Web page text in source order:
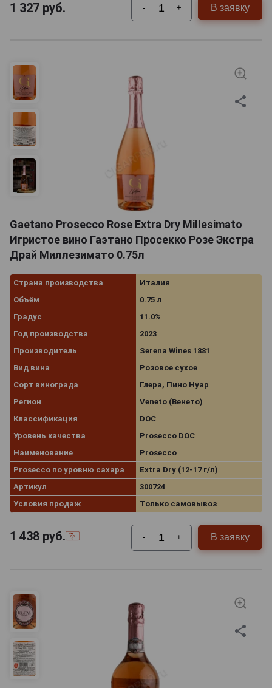
1 327 руб. - + В заявку
Gaetano Prosecco Rose Extra Dry Millesimato
Игристое вино Гаэтано Просекко Розе Экстра
Драй Миллезимато 0.75л
Страна производства
Италия
Объём
0.75 л
Градус
11.0%
Год производства
2023
Производитель
Serena Wines 1881
Вид вина
Розовое сухое
Сорт винограда
Глера, Пино Нуар
Регион
Veneto (Венето)
Классификация
DOC
Уровень качества
Prosecco DOC
Наименование
Prosecco
Prosecco по уровню сахара
Extra Dry (12-17 г/л)
Артикул
300724
Условия продаж
Только самовывоз
1 438 руб. - + В заявку